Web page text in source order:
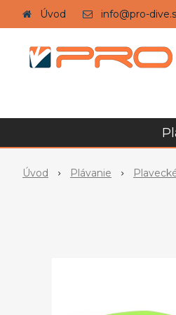
Úvod info@pro-
Úvod Plávanie